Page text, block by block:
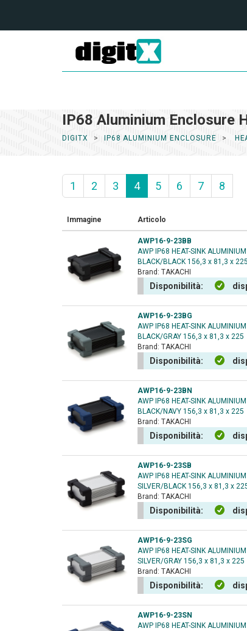
IP68 Aluminium Enclosure
DIGITX IP68 ALUMINIUM ENCLOSURE
1 2 3 4 5 6 7 8
Immagine Articolo
AWP16-9-23BB
AWP IP68 HEAT-SINK
BLACK/BLACK 156,3 x 81,3 x 225
Brand: TAKACHI
Disponibilità:
AWP16-9-23BG
AWP IP68 HEAT-SINK
BLACK/GRAY 156,3 x 81,3 x 225
Brand: TAKACHI
Disponibilità:
AWP16-9-23BN
AWP IP68 HEAT-SINK
BLACK/NAVY 156,3 x 81,3 x 225
Brand: TAKACHI
Disponibilità:
AWP16-9-23SB
AWP IP68 HEAT-SINK
SILVER/BLACK 156,3 x 81,3 x
Brand: TAKACHI
Disponibilità:
AWP16-9-23SG
AWP IP68 HEAT-SINK
SILVER/GRAY 156,3 x 81,3 x 225
Brand: TAKACHI
Disponibilità:
AWP16-9-23SN
AWP IP68 HEAT-SINK